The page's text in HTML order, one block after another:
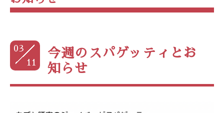
03
11
今週のスパゲッティとお
知らせ